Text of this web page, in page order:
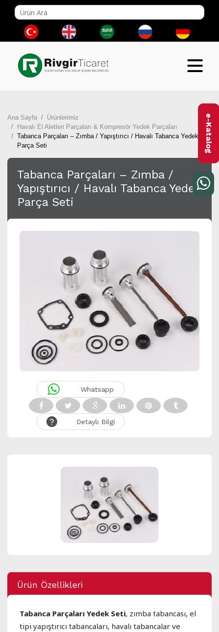
Ana Sayfa
Ürünlerimiz
Havalı El Aletleri Parçaları & Kompresör Yedek Parçaları
Tabanca Parçaları – Zımba / Yapıştırıcı / Havalı Tabanca Yedek
Parça Seti
Tabanca Parçaları – Zımba /
Yapıştırıcı / Havalı Tabanca Yedek
Parça Seti
Whatsapp
Detaylı Bilgi
Ürün Özellikleri
Tabanca Parçaları Yedek Seti, zımba tabancası, el
tipi yapıştırıcı tabancaları, havalı tabancalar ve
e-Katalog